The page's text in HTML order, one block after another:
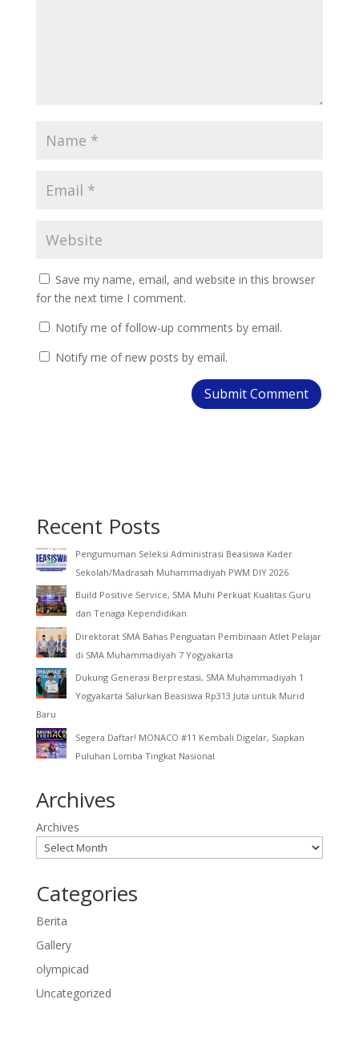
Save my name, email, and website in this browser
for the next time I comment.
Notify me of follow-up comments by email.
Notify me of new posts by email.
Recent Posts
Pengumuman Seleksi Administrasi Beasiswa Kader
Sekolah/Madrasah Muhammadiyah PWM DIY 2026
Build Positive Service, SMA Muhi Perkuat Kualitas Guru
dan Tenaga Kependidikan
Direktorat SMA Bahas Penguatan Pembinaan Atlet Pelajar
di SMA Muhammadiyah 7 Yogyakarta
Dukung Generasi Berprestasi, SMA Muhammadiyah 1
Yogyakarta Salurkan Beasiswa Rp313 Juta untuk Murid
Baru
Segera Daftar! MONACO #11 Kembali Digelar, Siapkan
Puluhan Lomba Tingkat Nasional
Archives
Archives
Categories
Berita
Gallery
olympicad
Uncategorized